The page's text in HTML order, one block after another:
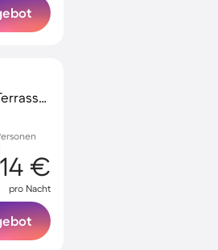
Kinderfreundliche Camping-Unterkunft mit Terrasse | Strand in der Nähe | Haustiere erlaubt
€
pro Nacht